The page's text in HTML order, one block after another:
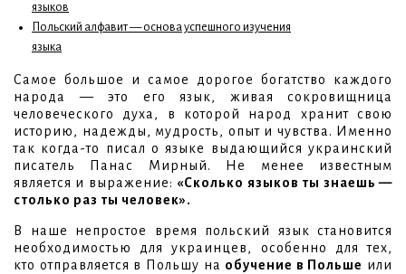
языков
Польский алфавит — основа успешного изучения
языка
Самое большое и самое дорогое богатство каждого
народа — это его язык, живая сокровищница
человеческого духа, в которой народ хранит свою
историю, надежды, мудрость, опыт и чувства. Именно
так когда-то писал о языке выдающийся украинский
писатель Панас Мирный. Не менее известным
является и выражение: «Сколько языков ты знаешь —
столько раз ты человек».
В наше непростое время польский язык становится
необходимостью для украинцев, особенно для тех,
кто отправляется в Польшу на обучение в Польше или